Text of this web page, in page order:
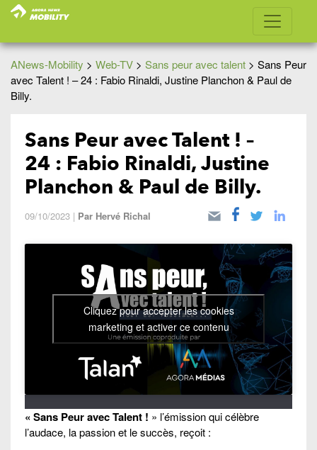
ANews-Mobility > Web-TV > Sans peur avec talent > Sans Peur
avec Talent ! – 24 : Fabio Rinaldi, Justine Planchon & Paul de
Billy.
Sans Peur avec Talent ! –
24 : Fabio Rinaldi, Justine
Planchon & Paul de Billy.
09/10/2023 | Par Hervé Richal
Cliquez pour accepter les cookies
marketing et activer ce contenu
« Sans Peur avec Talent ! » l’émission qui célèbre
l’audace, la passion et le succès, reçoit :